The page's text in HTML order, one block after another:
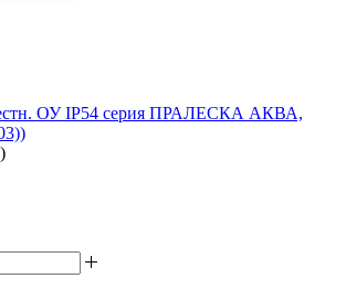
ОУ IP54 серия ПРАЛЕСКА АКВА,